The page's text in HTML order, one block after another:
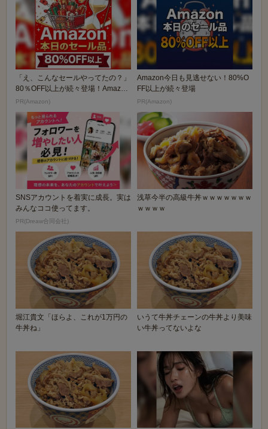
「え、こんなセールやってたの？」
80％OFF以上が続々登場！Amazon
の本気が...
PR(Amazon)
Amazon今日も見逃せない！80%O
FF以上が続々登場
PR(Amazon)
SNSアカウントを着実に成長。実は
みんなココ使ってます。
PR(Dreaw合同会社)
浅草今半の高級牛丼ｗｗｗｗｗｗｗ
ｗｗｗｗ
堀江貴文「ほらよ、これが1万円の
牛丼ね」
いうて牛丼チェーンの牛丼より美味
い牛丼ってないよな